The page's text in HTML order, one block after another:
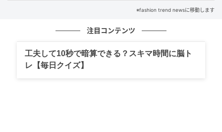
※fashion trend newsに移動します
注目コンテンツ
工夫して10秒で暗算できる？スキマ時間に脳ト
レ【毎日クイズ】